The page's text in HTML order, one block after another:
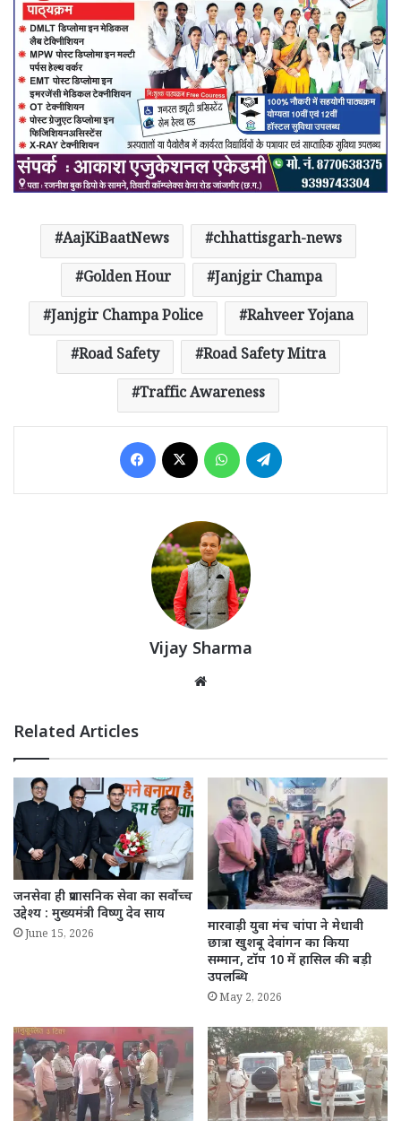
AajKiBaatNews
chhattisgarh-news
Golden Hour
Janjgir Champa
Janjgir Champa Police
Rahveer Yojana
Road Safety
Road Safety Mitra
Traffic Awareness
Facebook WhatsApp
Vijay Sharma
Related Articles
जनसेवा ही प्रशासनिक सेवा का सर्वोच्च
उद्देश्य : मुख्यमंत्री विष्णु देव साय
June 15, 2026
मारवाड़ी युवा मंच चांपा ने मेधावी
छात्रा खुशबू देवांगन का किया
सम्मान, टॉप 10 में हासिल की बड़ी
उपलब्धि
May 2, 2026